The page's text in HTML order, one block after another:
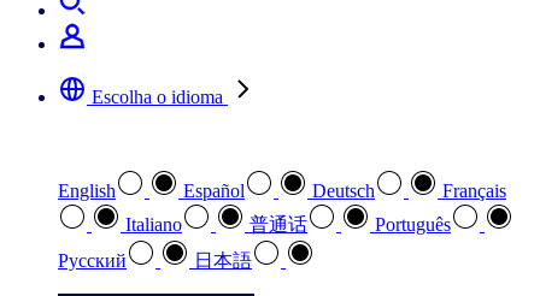
Escolha o idioma
English Español Deutsch
Français
Italiano
普通话
Português
Pусский
日本語